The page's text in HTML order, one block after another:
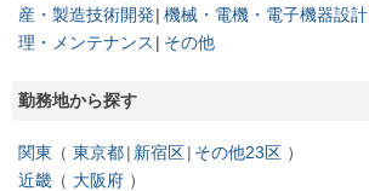
産・製造技術開発 機械・電機・電子機器設計
理・メンテナンス
その他
勤務地から探す
関東 東京都 新宿区 その他23区
近畿
大阪府